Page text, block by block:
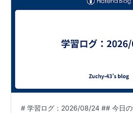
# 学習ログ：2026/08/24 ## 今日の